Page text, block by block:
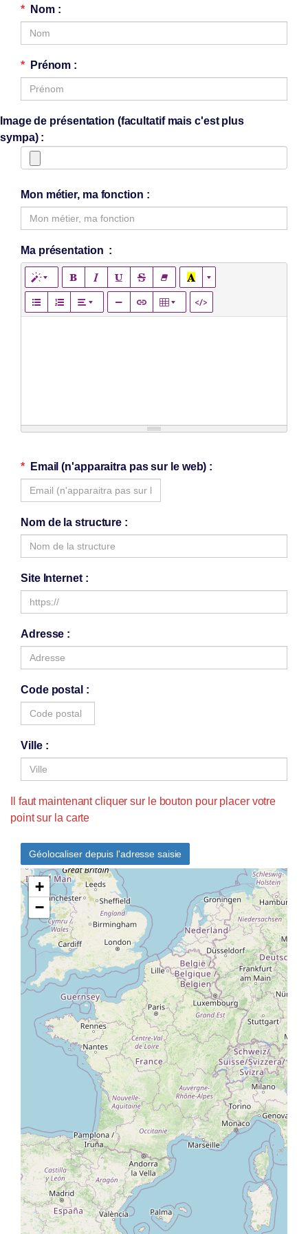
Nom
Prénom
Image de présentation (facultatif mais c'est plus
sympa)
Mon métier, ma fonction
Ma présentation
Email (n'apparaitra pas sur le web)
Nom de la structure
Site Internet
Adresse
Code postal
Ville
Il faut maintenant cliquer sur le bouton pour placer votre
point sur la carte
Géolocaliser depuis l'adresse saisie
+
−